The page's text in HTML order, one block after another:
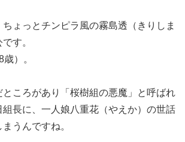
ょっとチンピラ風の霧島透（きりしま
す。
）。
ころがあり「桜樹組の悪魔」と呼ばれ
組長に、一人娘八重花（やえか）の世話
うんですね。